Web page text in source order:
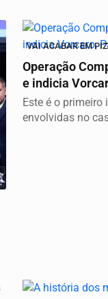
VAI ACABAR EM
Operação
e indicia
Este é o
envolvidas no